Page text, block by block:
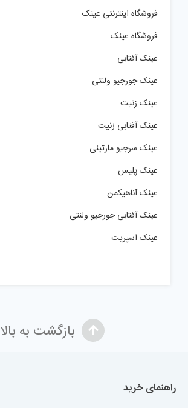
فروشگاه اینترنتی عینک
فروشگاه عینک
عینک آفتابی
عینک جورجیو ولنتی
عینک زنیت
عینک آفتابی زنیت
عینک سرجیو مارتینی
عینک پلیس
عینک آناهیکمن
عینک آفتابی جورجیو ولنتی
عینک اسپریت
بازگشت به بالا
راهنمای خرید